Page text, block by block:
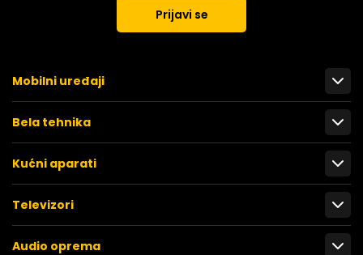
Prijavi se
Mobilni uređaji
Bela tehnika
Kućni aparati
Televizori
Audio oprema